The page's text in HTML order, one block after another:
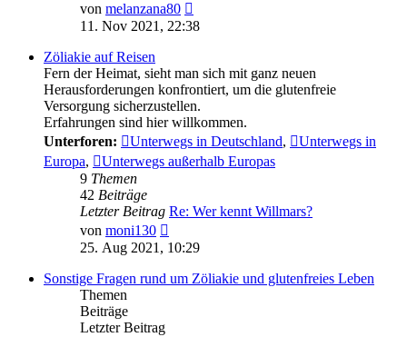
von melanzana80
Beitrag
11. Nov 2021, 22:38
Zöliakie auf Reisen
Fern der Heimat, sieht man sich mit ganz neuen
Herausforderungen konfrontiert, um die glutenfreie
Versorgung sicherzustellen.
Erfahrungen sind hier willkommen.
Unterforen:
Unterwegs in Deutschland,
Unterwegs in
Europa,
Unterwegs außerhalb Europas
9 Themen
42 Beiträge
Letzter Beitrag Re: Wer kennt Willmars?
von moni130
Beitrag
25. Aug 2021, 10:29
Sonstige Fragen rund um Zöliakie und glutenfreies Leben
Themen
Beiträge
Letzter Beitrag